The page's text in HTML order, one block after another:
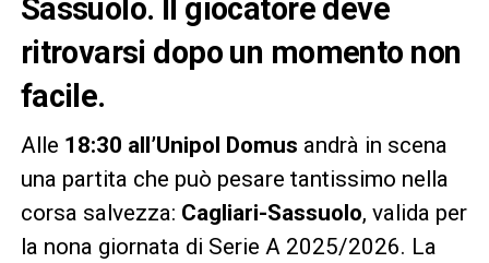
Sassuolo. Il giocatore deve
ritrovarsi dopo un momento non
facile.
Alle 18:30 all’Unipol Domus andrà in scena
una partita che può pesare tantissimo nella
corsa salvezza: Cagliari-Sassuolo, valida per
la nona giornata di Serie A 2025/2026. La